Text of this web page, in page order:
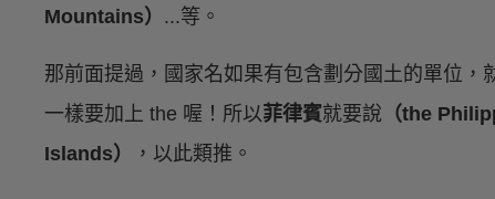
Mountains） ...等。
那前面提過，國家名如果有包含劃分國土的單位，
一樣要加上 the 喔！所以菲律賓就要說 （the
Islands）
，以此類推。